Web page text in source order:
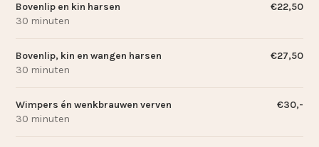
Bovenlip en kin harsen
30 minuten
€22,50
Bovenlip, kin en wangen harsen
30 minuten
€27,50
Wimpers én wenkbrauwen verven
30 minuten
€30,-